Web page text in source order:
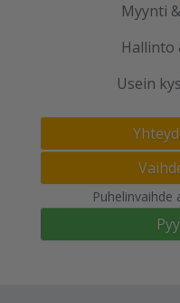
Myynti
Usein
Puhelinvaihde